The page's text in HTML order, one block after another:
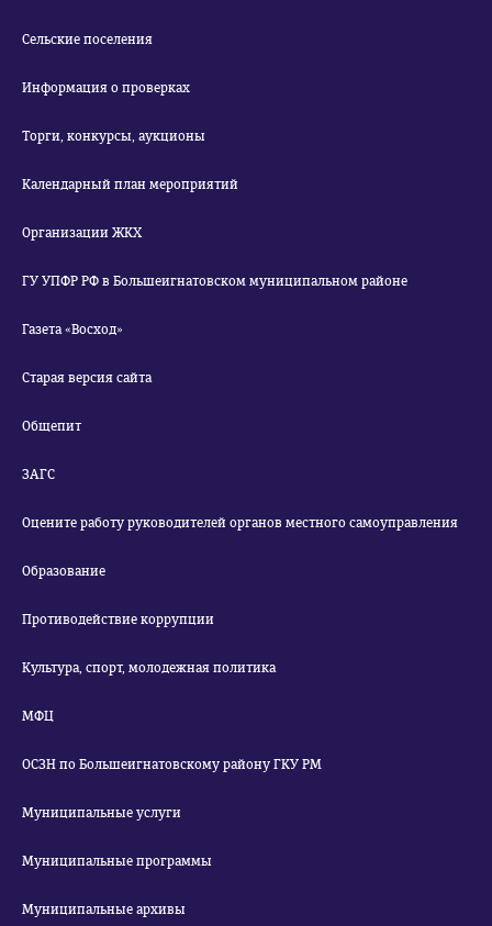
Сельские поселения
Информация о проверках
Торги, конкурсы, аукционы
Календарный план мероприятий
Организации ЖКХ
ГУ УПФР РФ в Большеигнатовском муниципальном районе
Газета «Восход»
Старая версия сайта
Общепит
ЗАГС
Оцените работу руководителей органов местного самоуправления
Образование
Противодействие коррупции
Культура, спорт, молодежная политика
МФЦ
ОСЗН по Большеигнатовскому району ГКУ РМ
Муниципальные услуги
Муниципальные программы
Муниципальные архивы